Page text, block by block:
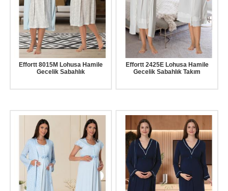
Effortt 8015M Lohusa Hamile
Gecelik Sabahlık
Effortt 2425E Lohusa Hamile
Gecelik Sabahlık Takım